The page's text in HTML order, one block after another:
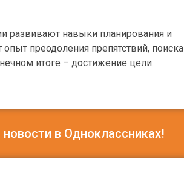
развивают навыки планирования и
преодоления препятствий, поиска
итоге – достижение цели.
в Одноклассниках!